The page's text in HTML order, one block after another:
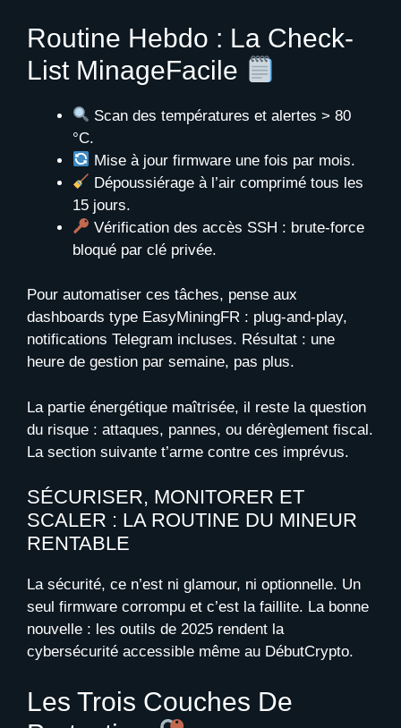
Routine Hebdo : La Check-
List MinageFacile
Scan des températures et alertes > 80
°C.
Mise à jour firmware une fois par mois.
Dépoussiérage à l’air comprimé tous les
15 jours.
Vérification des accès SSH : brute-force
bloqué par clé privée.
Pour automatiser ces tâches, pense aux
dashboards type EasyMiningFR : plug-and-play,
notifications Telegram incluses. Résultat : une
heure de gestion par semaine, pas plus.
La partie énergétique maîtrisée, il reste la question
du risque : attaques, pannes, ou dérèglement fiscal.
La section suivante t’arme contre ces imprévus.
SÉCURISER, MONITORER ET
SCALER : LA ROUTINE DU MINEUR
RENTABLE
La sécurité, ce n’est ni glamour, ni optionnelle. Un
seul firmware corrompu et c’est la faillite. La bonne
nouvelle : les outils de 2025 rendent la
cybersécurité accessible même au DébutCrypto.
Les Trois Couches De